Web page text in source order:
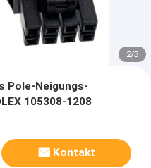
2/3
Pole-Neigungs-
105308-1208
Kontakt